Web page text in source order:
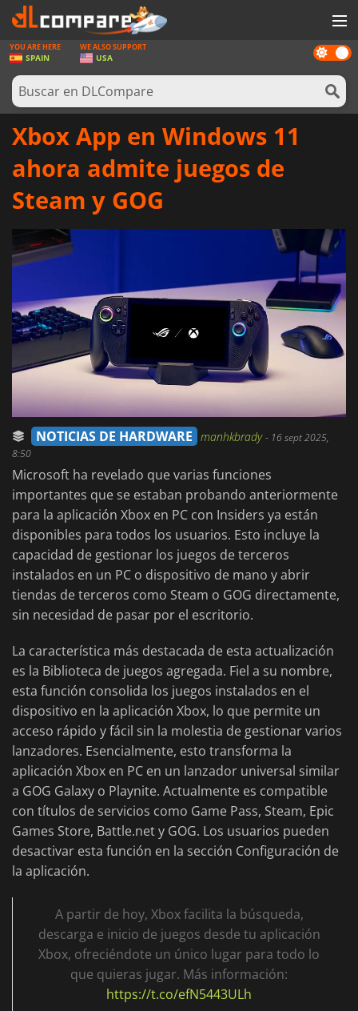
JUEGOS
TARJETAS PREPAGO
SOFTWARE
INICIAR SESIÓN O REGISTRARSE
Dark
mode
YOU ARE HERE
SPAIN
WE ALSO SUPPORT
USA
Xbox App en Windows 11
ahora admite juegos de
Steam y GOG
NOTICIAS DE HARDWARE manhkbrady- 16 sept 2025,
8:50
Microsoft ha revelado que varias funciones
importantes que se estaban probando anteriormente
para la aplicación Xbox en PC con Insiders ya están
disponibles para todos los usuarios. Esto incluye la
capacidad de gestionar los juegos de terceros
instalados en un PC o dispositivo de mano y abrir
tiendas de terceros como Steam o GOG directamente,
sin necesidad de pasar por el escritorio.
La característica más destacada de esta actualización
es la Biblioteca de juegos agregada. Fiel a su nombre,
esta función consolida los juegos instalados en el
dispositivo en la aplicación Xbox, lo que permite un
acceso rápido y fácil sin la molestia de gestionar varios
lanzadores. Esencialmente, esto transforma la
aplicación Xbox en PC en un lanzador universal similar
a GOG Galaxy o Playnite. Actualmente es compatible
con títulos de servicios como Game Pass, Steam, Epic
Games Store, Battle.net y GOG. Los usuarios pueden
desactivar esta función en la sección Configuración de
la aplicación.
A partir de hoy, Xbox facilita la búsqueda,
descarga e inicio de juegos desde tu aplicación
Xbox, ofreciéndote un único lugar para todo lo
que quieras jugar. Más información:
https://t.co/efN5443ULh